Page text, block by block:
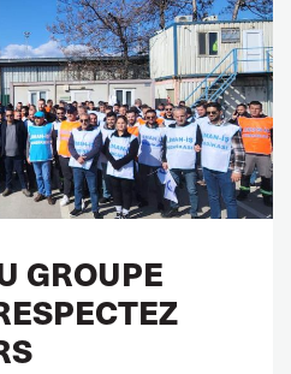
GROUPE